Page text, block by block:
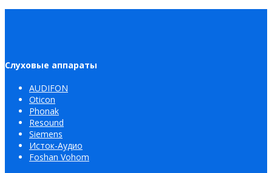
Слуховые аппараты
AUDIFON
Oticon
Phonak
Resound
Siemens
Исток-Аудио
Foshan Vohom